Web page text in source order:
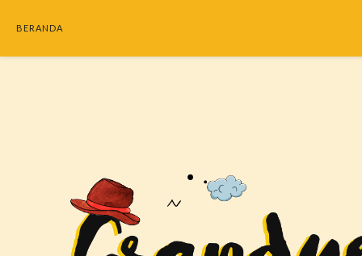
BERANDA